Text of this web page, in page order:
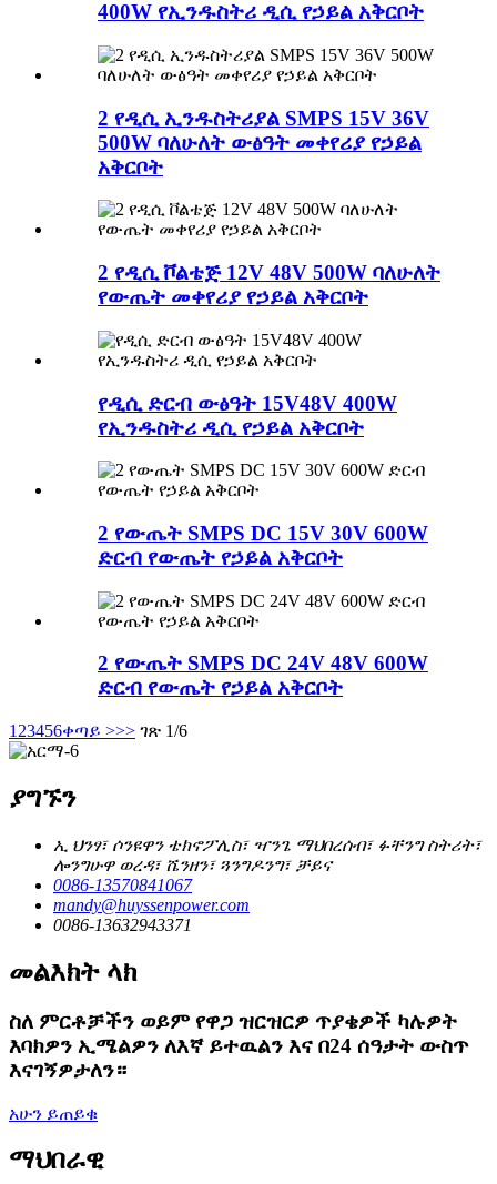
400W የኢንዱስትሪ ዲሲ የኃይል አቅርቦት
2 የዲሲ ኢንዱስትሪያል SMPS 15V 36V
500W ባለሁለት ውፅዓት መቀየሪያ የኃይል
አቅርቦት
2 የዲሲ ቮልቴጅ 12V 48V 500W ባለሁለት
የውጤት መቀየሪያ የኃይል አቅርቦት
የዲሲ ድርብ ውፅዓት 15V48V 400W
የኢንዱስትሪ ዲሲ የኃይል አቅርቦት
2 የውጤት SMPS DC 15V 30V 600W
ድርብ የውጤት የኃይል አቅርቦት
2 የውጤት SMPS DC 24V 48V 600W
ድርብ የውጤት የኃይል አቅርቦት
1 23456ቀጣይ >>> ገጽ 1/6
ያግኙን
ኢ ህንፃ፣ ሶንዩዋን ቴክኖፖሊስ፣ ዣንጌ ማህበረሰብ፣ ፉቸንግ ስትሪት፣
ሎንግሁዋ ወረዳ፣ ሼንዘን፣ ጓንግዶንግ፣ ቻይና
0086-13570841067
mandy@huyssenpower.com
0086-13632943371
መልእክት ላክ
ስለ ምርቶቻችን ወይም የዋጋ ዝርዝርዎ ጥያቄዎች ካሉዎት
እባክዎን ኢሜልዎን ለእኛ ይተዉልን እና በ24 ሰዓታት ውስጥ
እናገኝዎታለን።
አሁን ይጠይቁ
ማህበራዊ